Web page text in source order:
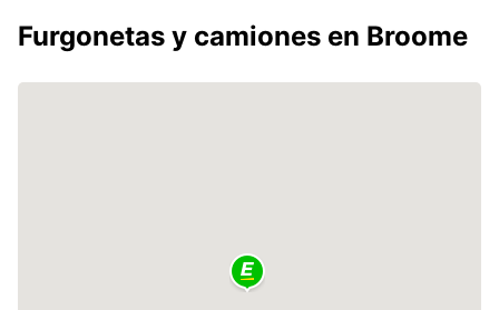
Furgonetas y camiones en Broome